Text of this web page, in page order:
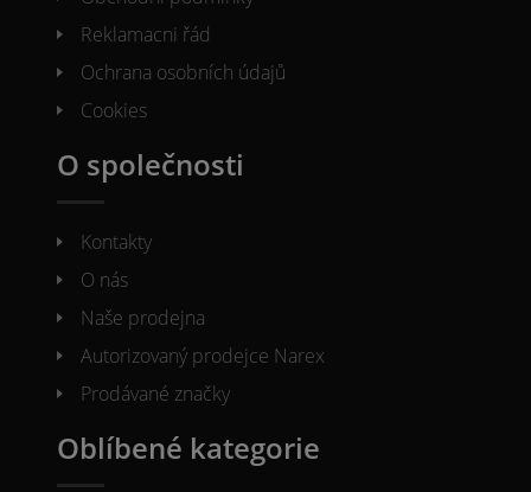
Reklamacni řád
Ochrana osobních údajů
Cookies
O společnosti
Kontakty
O nás
Naše prodejna
Autorizovaný prodejce Narex
Prodávané značky
Oblíbené kategorie